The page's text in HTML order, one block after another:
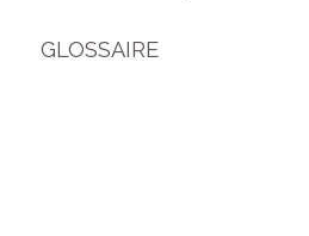
GLOSSAIRE